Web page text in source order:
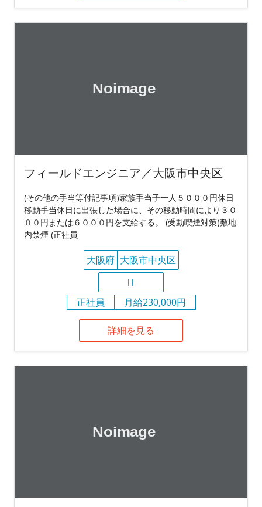
フィールドエンジニア／大阪市中央区
(その他の手当等付記事項)家族手当子一人５０００円休日
移動手当休日に出張した場合に、その移動時間により３０
００円または６０００円を支給する。 (受動喫煙対策)敷地
内禁煙 (正社員
大阪府 大阪市中央区
IT
正社員
月給230,000円
詳細を見る